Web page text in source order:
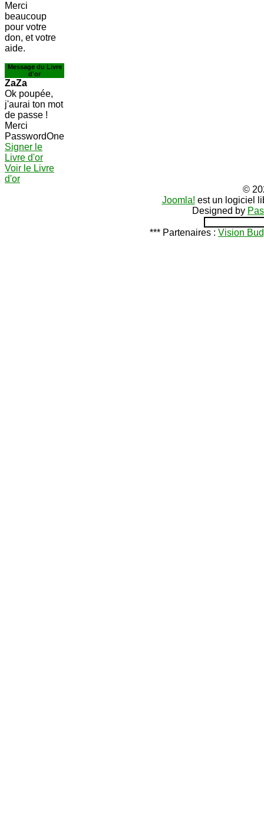
Merci
beaucoup
pour votre
don, et votre
aide.
Message du Livre
d'or
ZaZa
Ok poupée,
j'aurai ton mot
de passe !
Merci
PasswordOne
Signer le
Livre d'or
Voir le Livre
d'or
©
Joomla! est un logiciel
Designed by
*** Partenaires : Vision